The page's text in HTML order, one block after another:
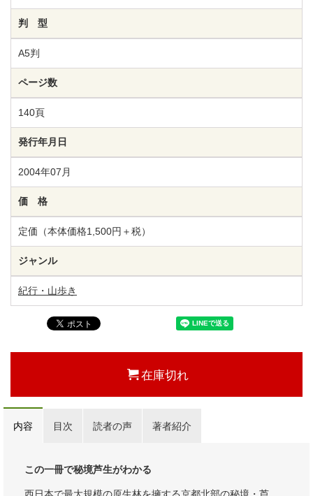
判 型
A5判
ページ数
140頁
発行年月日
2004年07月
価 格
定価（本体価格1,500円＋税）
ジャンル
紀行・山歩き
在庫切れ
内容 目次 読者の声 著者紹介
この一冊で秘境芦生がわかる